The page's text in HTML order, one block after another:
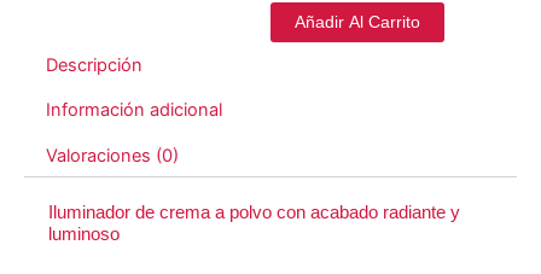
Añadir Al Carrito
Descripción
Información adicional
Valoraciones (0)
Iluminador de crema a polvo con acabado radiante y
luminoso